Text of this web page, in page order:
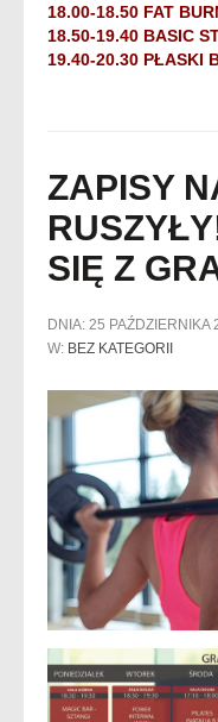
18.00-18.50 FAT
18.50-19.40 BASIC
19.40-20.30 PŁASKI
ZAPISY
SIĘ Z
DNIA: 25 PAŹDZIERNIKA
W: BEZ KATEGORII